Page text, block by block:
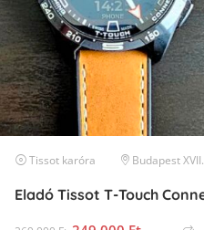
Tissot karóra Budapest XVII. kerület